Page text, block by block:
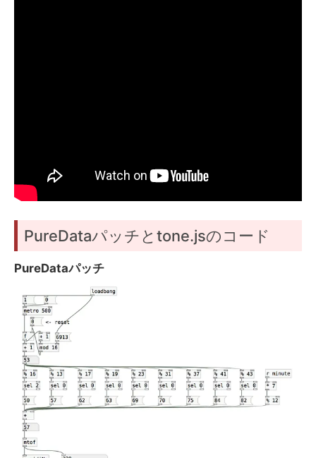
PureDataパッチとtone.jsのコード
PureDataパッチ